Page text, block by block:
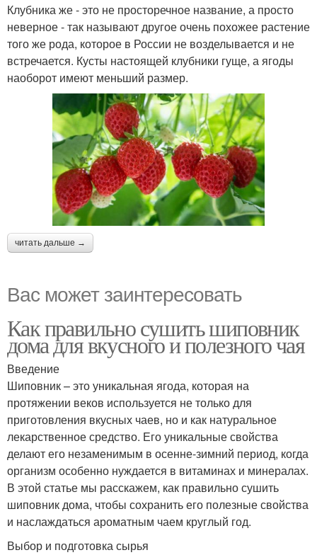
Клубника же - это не просторечное название, а просто
неверное - так называют другое очень похожее растение
того же рода, которое в России не возделывается и не
встречается. Кусты настоящей клубники гуще, а ягоды
наоборот имеют меньший размер.
читать дальше →
Вас может заинтересовать
Как правильно сушить шиповник
дома для вкусного и полезного чая
Введение
Шиповник – это уникальная ягода, которая на
протяжении веков используется не только для
приготовления вкусных чаев, но и как натуральное
лекарственное средство. Его уникальные свойства
делают его незаменимым в осенне-зимний период, когда
организм особенно нуждается в витаминах и минералах.
В этой статье мы расскажем, как правильно сушить
шиповник дома, чтобы сохранить его полезные свойства
и наслаждаться ароматным чаем круглый год.
Выбор и подготовка сырья